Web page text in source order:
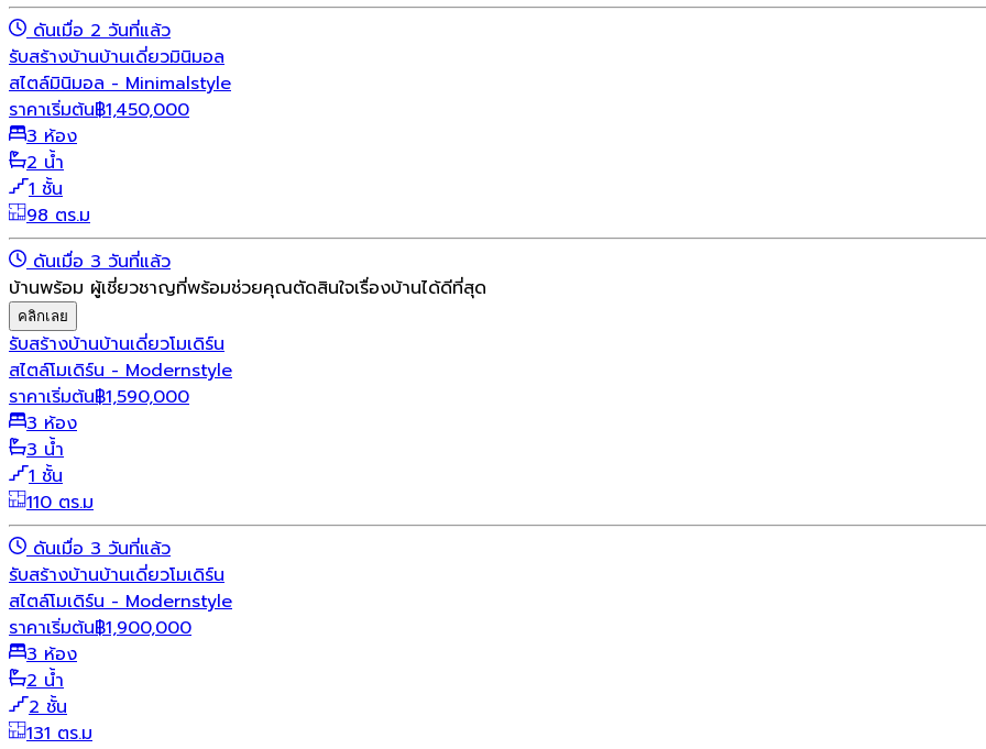
ดันเมื่อ 2 วันที่แล้ว
รับสร้างบ้านบ้านเดี่ยวมินิมอล
สไตล์มินิมอล - Minimalstyle
ราคาเริ่มต้น฿1,450,000
3 ห้อง
2 น้ำ
1 ชั้น
98 ตร.ม
ดันเมื่อ 3 วันที่แล้ว
บ้านพร้อม ผู้เชี่ยวชาญที่พร้อมช่วยคุณตัดสินใจเรื่องบ้านได้ดีที่สุด
คลิกเลย
รับสร้างบ้านบ้านเดี่ยวโมเดิร์น
สไตล์โมเดิร์น - Modernstyle
ราคาเริ่มต้น฿1,590,000
3 ห้อง
3 น้ำ
1 ชั้น
110 ตร.ม
ดันเมื่อ 3 วันที่แล้ว
รับสร้างบ้านบ้านเดี่ยวโมเดิร์น
สไตล์โมเดิร์น - Modernstyle
ราคาเริ่มต้น฿1,900,000
3 ห้อง
2 น้ำ
2 ชั้น
131 ตร.ม